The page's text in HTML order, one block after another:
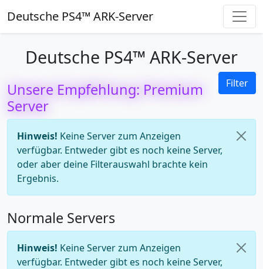
Deutsche PS4™ ARK-Server
Deutsche PS4™ ARK-Server
Filter
Unsere Empfehlung: Premium
Server
Hinweis! Keine Server zum Anzeigen
verfügbar. Entweder gibt es noch keine Server,
oder aber deine Filterauswahl brachte kein
Ergebnis.
Normale Servers
Hinweis! Keine Server zum Anzeigen
verfügbar. Entweder gibt es noch keine Server,